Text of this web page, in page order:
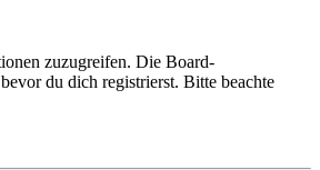
zuzugreifen. Die Board-
du dich registrierst. Bitte beachte